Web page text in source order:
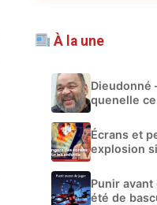
À la une
Dieudonné
quenelle
Écrans et
explosion
Punir avant
été de